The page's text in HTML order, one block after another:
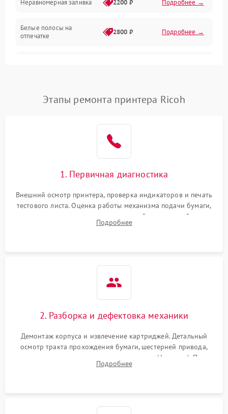
Режим работы
Питание и запуск
Неравномерная заливка 2200 ₽ Подробнее →
Белые полосы на
отпечатке
2800 ₽ Подробнее →
Этапы ремонта принтера Ricoh
1. Первичная диагностика
Внешний осмотр принтера, проверка индикаторов и печать
тестового листа. Оценка работы механизма подачи бумаги,
выявление посторонних шумов, замятий и первичный анализ
дефектов печати (полосы, фон, пробелы).
Подробнее
2. Разборка и дефектовка механики
Демонтаж корпуса и извлечение картриджей. Детальный
осмотр тракта прохождения бумаги, шестерней привода,
роликов захвата и узла термозакрепления (фьюзера). Поиск
физического износа и повреждений деталей.
Подробнее